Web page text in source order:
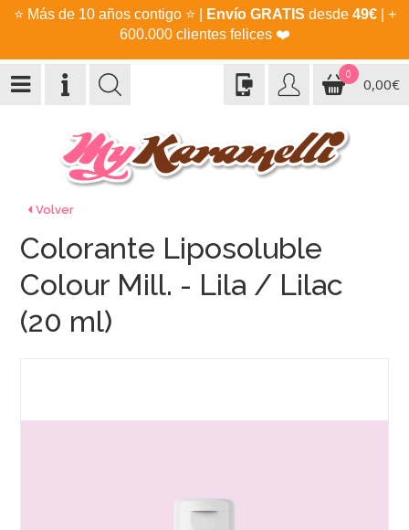
⭐ Más de 10 años contigo ⭐ Envío GRATIS desde 49€| +
600.000 clientes felices ❤️
0
0,00€
Volver
Colorante Liposoluble
Colour Mill. - Lila / Lilac
(20 ml)